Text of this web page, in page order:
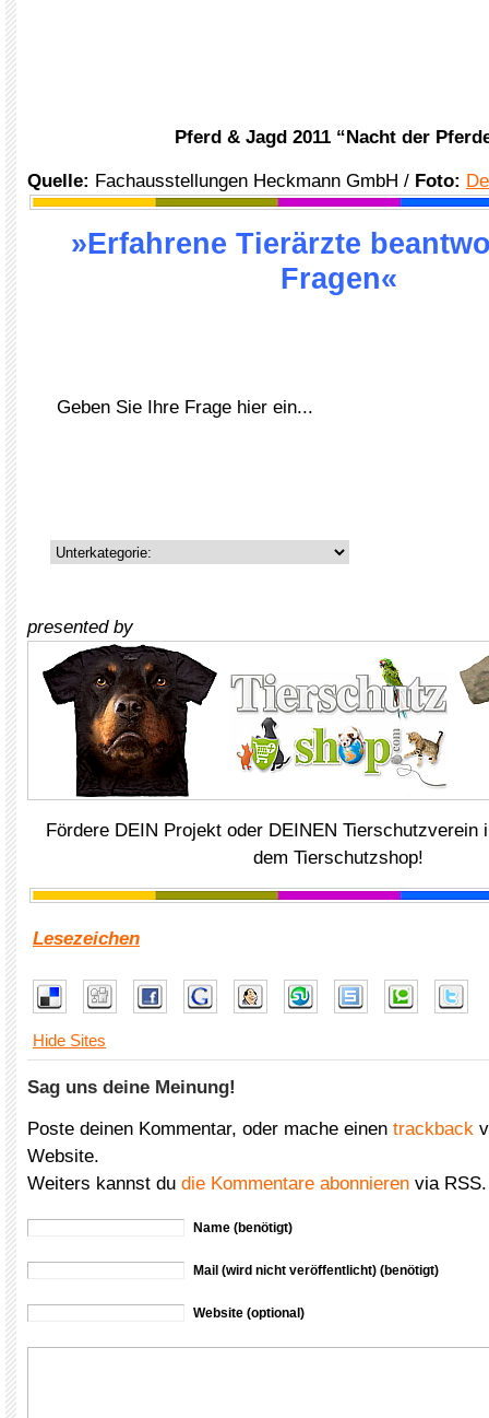
Pferd & Jagd 2011 “Nacht der
Quelle: Fachausstellungen Heckmann GmbH / Foto:
»Erfahrene Tierärzte
Fragen«
presented by
Fördere DEIN Projekt oder DEINEN Tierschutzverein
dem Tierschutzshop!
Lesezeichen
Hide Sites
Sag uns deine Meinung!
Poste deinen Kommentar, oder mache einen trackback
Website.
Weiters kannst du die Kommentare abonnieren via RSS.
Name (benötigt)
Mail (wird nicht veröffentlicht) (benötigt)
Website (optional)